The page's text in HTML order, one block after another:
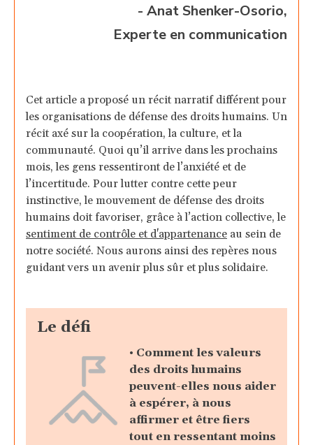
- Anat Shenker-Osorio,
Experte en communication
Cet article a proposé un récit narratif différent pour
les organisations de défense des droits humains. Un
récit axé sur la coopération, la culture, et la
communauté. Quoi qu’il arrive dans les prochains
mois, les gens ressentiront de l’anxiété et de
l’incertitude. Pour lutter contre cette peur
instinctive, le mouvement de défense des droits
humains doit favoriser, grâce à l’action collective, le
sentiment de contrôle et d'appartenance au sein de
notre société. Nous aurons ainsi des repères nous
guidant vers un avenir plus sûr et plus solidaire.
Le défi
• Comment les valeurs
des droits humains
peuvent-elles nous aider
à espérer, à nous
affirmer et être fiers
tout en ressentant moins